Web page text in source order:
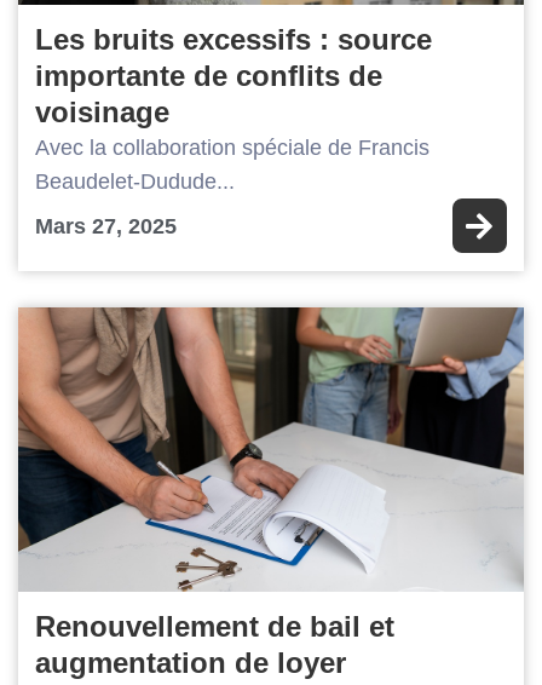
Les bruits excessifs : source
importante de conflits de
voisinage
Avec la collaboration spéciale de Francis
Beaudelet-Dudude...
Mars 27, 2025
Renouvellement de bail et
augmentation de loyer